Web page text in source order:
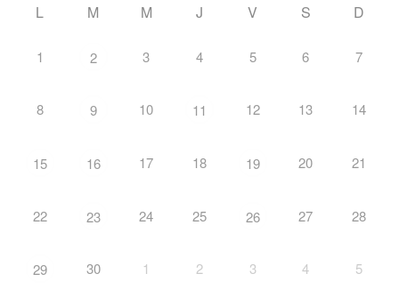
L M M J V S D
1 2 3 4 5 6 7
8 9 10 11 12 13 14
15 16 17 18 19 20 21
22 23 24 25 26 27 28
29 30 1 2 3 4 5